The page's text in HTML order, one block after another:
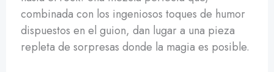
combinada con los ingeniosos toques de humor
dispuestos en el guion, dan lugar a una pieza
repleta de sorpresas donde la magia es posible.